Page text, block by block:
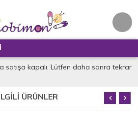
satışa kapalı. Lütfen daha sonra tekrar
ÜRÜNLER